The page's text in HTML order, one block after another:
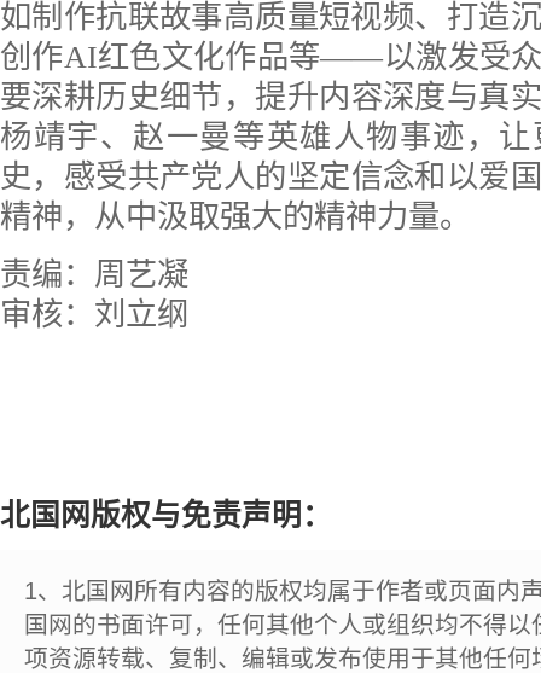
如制作抗联故事高质量短视频、打造
创作AI红色文化作品等——以激发受
要深耕历史细节，提升内容深度与真
杨靖宇、赵一曼等英雄人物事迹，
史，感受共产党人的坚定信念和以爱
精神，从中汲取强大的精神力量。
责编：周艺凝
审核：刘立纲
北国网版权与免责声明：
1、北国网所有内容的版权均属于作者或页面内
国网的书面许可，任何其他个人或组织均不得
项资源转载、复制、编辑或发布使用于其他任